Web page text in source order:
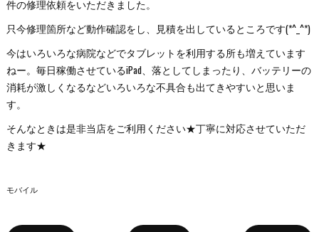
件の修理依頼をいただきました。
只今修理箇所など動作確認をし、見積を出しているところです(*^_^*)
今はいろいろな病院などでタブレットを利用する所も増えています
ねー。毎日稼働させているiPad、落としてしまったり、バッテリーの
消耗が激しくなるなどいろいろな不具合も出てきやすいと思いま
す。
そんなときは是非当店をご利用ください★丁寧に対応させていただ
きます★
モバイル